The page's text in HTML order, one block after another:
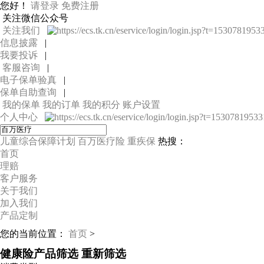
您好！ 请登录 免费注册
关注微信公众号
关注我们
信息披露 |
我要投诉 |
客服咨询 |
电子保单验真 |
保单自助查询 |
我的保单 我的订单 我的积分 账户设置
个人中心
儿童综合保障计划 百万医疗险 重疾保 热搜：
首页
理赔
客户服务
关于我们
加入我们
产品定制
您的当前位置： 首页 >
健康险产品筛选 重新筛选